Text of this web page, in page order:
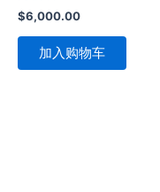
$6,000.00
加入购物车